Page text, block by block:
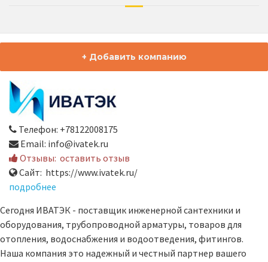
+ Добавить компанию
Телефон: +78122008175
Email: info@ivatek.ru
Отзывы: оставить отзыв
Сайт: https://www.ivatek.ru/
подробнее
Сегодня ИВАТЭК - поставщик инженерной сантехники и
оборудования, трубопроводной арматуры, товаров для
отопления, водоснабжения и водоотведения, фитингов.
Наша компания это надежный и честный партнер вашего